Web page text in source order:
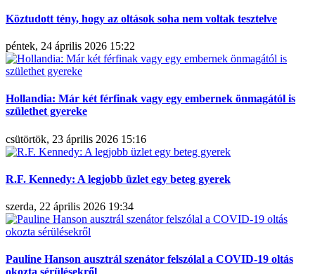
Köztudott tény, hogy az oltások soha nem voltak tesztelve
péntek, 24 április 2026 15:22
Hollandia: Már két férfinak vagy egy embernek önmagától is
születhet gyereke
csütörtök, 23 április 2026 15:16
R.F. Kennedy: A legjobb üzlet egy beteg gyerek
szerda, 22 április 2026 19:34
Pauline Hanson ausztrál szenátor felszólal a COVID-19 oltás